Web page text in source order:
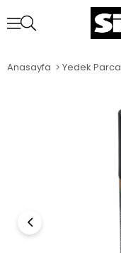
Anasayfa Yedek Parca